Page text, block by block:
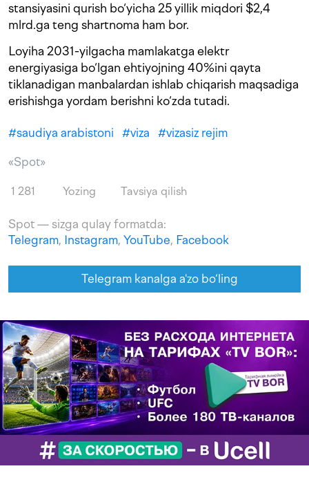
stansiyasini qurish bo‘yicha 25 yillik miqdori $2,4
mlrd.ga teng shartnoma ham bor.
Loyiha 2031-yilgacha mamlakatga elektr
energiyasiga bo‘lgan ehtiyojning 40%ini qayta
tiklanadigan manbalardan ishlab chiqarish maqsadiga
erishishga yordam berishni ko‘zda tutadi.
#saudiya arabistoni #viza #vizasiz rejim
«Spot»
1 281 Yozing Tavsiya qilish
Spot — sizga qulay formatda:
Telegram, Instagram, YouTube, Facebook
Telegram kanalga a'zo bo‘ling